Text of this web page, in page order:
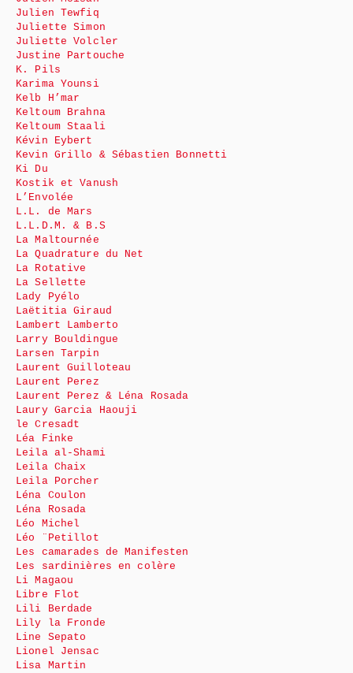
Julien Tewfiq
Juliette Simon
Juliette Volcler
Justine Partouche
K. Pils
Karima Younsi
Kelb H’mar
Keltoum Brahna
Keltoum Staali
Kévin Eybert
Kevin Grillo & Sébastien Bonnetti
Ki Du
Kostik et Vanush
L’Envolée
L.L. de Mars
L.L.D.M. & B.S
La Maltournée
La Quadrature du Net
La Rotative
La Sellette
Lady Pyélo
Laëtitia Giraud
Lambert Lamberto
Larry Bouldingue
Larsen Tarpin
Laurent Guilloteau
Laurent Perez
Laurent Perez & Léna Rosada
Laury Garcia Haouji
le Cresadt
Léa Finke
Leila al-Shami
Leila Chaix
Leila Porcher
Léna Coulon
Léna Rosada
Léo Michel
Léo ¨Petillot
Les camarades de Manifesten
Les sardinières en colère
Li Magaou
Libre Flot
Lili Berdade
Lily la Fronde
Line Sepato
Lionel Jensac
Lisa Martin